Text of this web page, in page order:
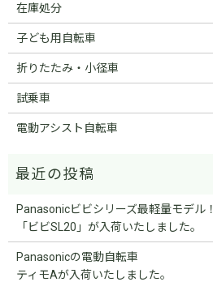
在庫処分
子ども用自転車
折りたたみ・小径車
試乗車
電動アシスト自転車
Panasonicビビシリーズ最軽量モデル！
「ビビSL20」が入荷いたしました。
Panasonicの電動自転車
ティモAが入荷いたしました。